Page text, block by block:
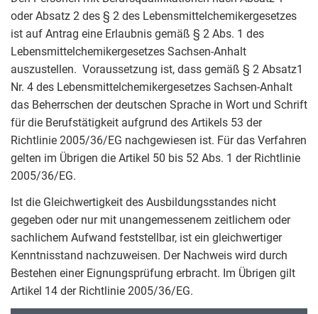
oder Absatz 2 des § 2 des Lebensmittelchemikergesetzes
ist auf Antrag eine Erlaubnis gemäß § 2 Abs. 1 des
Lebensmittelchemikergesetzes Sachsen-Anhalt
auszustellen. Voraussetzung ist, dass gemäß § 2 Absatz1
Nr. 4 des Lebensmittelchemikergesetzes Sachsen-Anhalt
das Beherrschen der deutschen Sprache in Wort und Schrift
für die Berufstätigkeit aufgrund des Artikels 53 der
Richtlinie 2005/36/EG nachgewiesen ist. Für das Verfahren
gelten im Übrigen die Artikel 50 bis 52 Abs. 1 der Richtlinie
2005/36/EG.
Ist die Gleichwertigkeit des Ausbildungsstandes nicht
gegeben oder nur mit unangemessenem zeitlichem oder
sachlichem Aufwand feststellbar, ist ein gleichwertiger
Kenntnisstand nachzuweisen. Der Nachweis wird durch
Bestehen einer Eignungsprüfung erbracht. Im Übrigen gilt
Artikel 14 der Richtlinie 2005/36/EG.